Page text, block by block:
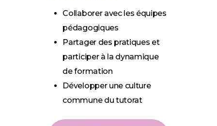
Collaborer avec les équipes
pédagogiques
Partager des pratiques et
participer à la dynamique
de formation
Développer une culture
commune du tutorat